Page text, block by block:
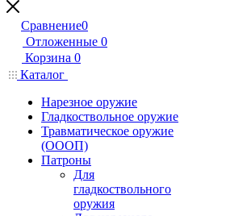
Сравнение0
Отложенные 0
Корзина 0
Каталог
Нарезное оружие
Гладкоствольное оружие
Травматическое оружие
(ОООП)
Патроны
Для
гладкоствольного
оружия